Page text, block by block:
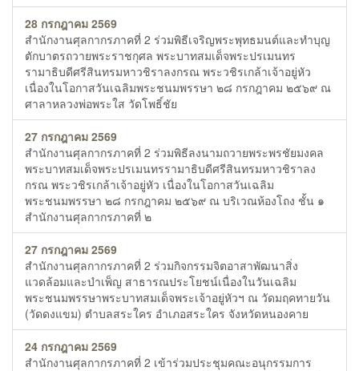
28 กรกฎาคม 2569
สำนักงานศุลกากรภาคที่ 2 ร่วมพิธีเจริญพระพุทธมนต์และทำบุญ
ตักบาตรถวายพระราชกุศล พระบาทสมเด็จพระปรเมนทร
รามาธิบดีศรีสินทรมหาวชิราลงกรณ พระวชิรเกล้าเจ้าอยู่หัว
เนื่องในโอกาสวันเฉลิมพระชนมพรรษา ๒๘ กรกฎาคม ๒๕๖๙ ณ
ศาลาหลวงพ่อพระใส วัดโพธิ์ชัย
27 กรกฎาคม 2569
สำนักงานศุลกากรภาคที่ 2 ร่วมพิธีลงนามถวายพระพรชัยมงคล
พระบาทสมเด็จพระปรเมนทรรามาธิบดีศรีสินทรมหาวชิราลง
กรณ พระวชิรเกล้าเจ้าอยู่หัว เนื่องในโอกาสวันเฉลิม
พระชนมพรรษา ๒๘ กรกฎาคม ๒๕๖๙ ณ บริเวณห้องโถง ชั้น ๑
สำนักงานศุลกากรภาคที่ ๒
27 กรกฎาคม 2569
สำนักงานศุลกากรภาคที่ 2 ร่วมกิจกรรมจิตอาสาพัฒนาสิ่ง
แวดล้อมและบำเพ็ญ สาธารณประโยชน์เนื่องในวันเฉลิม
พระชนมพรรษาพระบาทสมเด็จพระเจ้าอยู่หัวฯ ณ วัดมฤคทายวัน
(วัดดงแขม) ตำบลสระใคร อำเภอสระใคร จังหวัดหนองคาย
24 กรกฎาคม 2569
สำนักงานศุลกากรภาคที่ 2 เข้าร่วมประชุมคณะอนุกรรมการ